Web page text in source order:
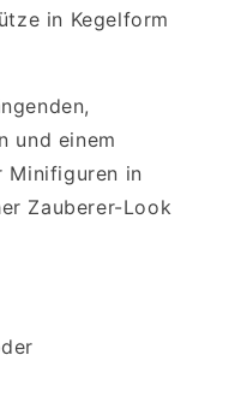
in Kegelform
und einem
Minifiguren in
Zauberer-Look